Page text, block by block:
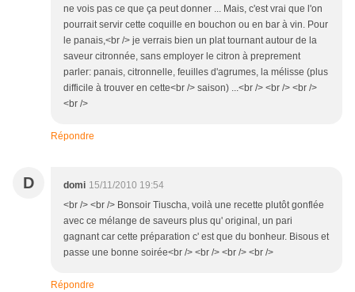
ne vois pas ce que ça peut donner ... Mais, c'est vrai que l'on
pourrait servir cette coquille en bouchon ou en bar à vin. Pour
le panais,<br /> je verrais bien un plat tournant autour de la
saveur citronnée, sans employer le citron à preprement
parler: panais, citronnelle, feuilles d'agrumes, la mélisse (plus
difficile à trouver en cette<br /> saison) ...<br /> <br /> <br />
<br />
Répondre
D domi 15/11/2010 19:54
<br /> <br /> Bonsoir Tiuscha, voilà une recette plutôt gonflée
avec ce mélange de saveurs plus qu' original, un pari
gagnant car cette préparation c' est que du bonheur. Bisous et
passe une bonne soirée<br /> <br /> <br /> <br />
Répondre